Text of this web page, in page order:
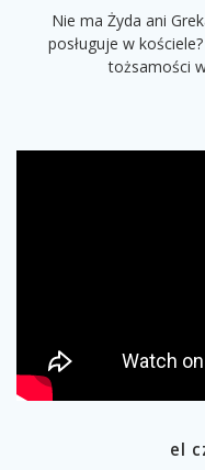
Nie ma Żyda ani
posługuje w
tożsamości
el